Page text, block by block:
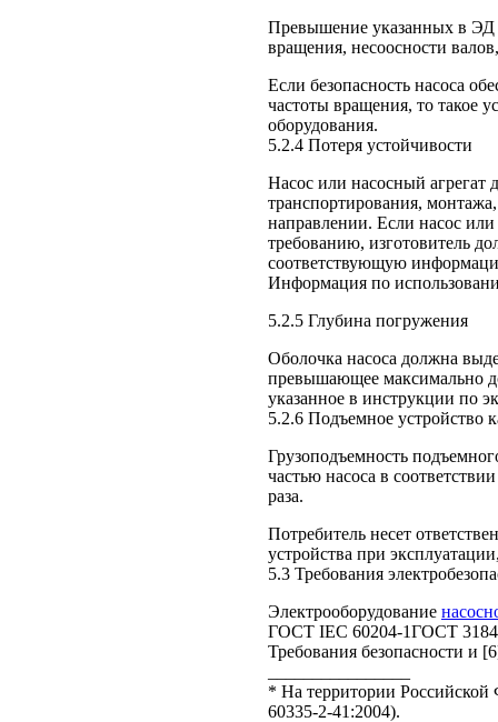
Превышение указанных в ЭД
вращения, несоосности
Если безопасность насоса
частоты вращения, то такое
оборудования.
5.2.4 Потеря устойчивости
Насос или насосный
транспортирования,
направлении. Если насос или
требованию, изготовитель
соответствующую
Информация по
5.2.5 Глубина погружения
Оболочка насоса должна
превышающее максимально
указанное в инструкции по
5.2.6 Подъемное устройство
Грузоподъемность
частью насоса в
раза.
Потребитель несет
устройства при
5.3 Требования
Электрооборудование
ГОСТ IEC 60204-1ГОСТ
Требования безопасности и
* На территории
60335-2-41:2004).